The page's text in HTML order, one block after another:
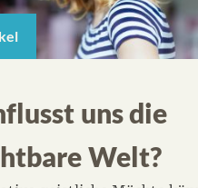
uns die
Welt?